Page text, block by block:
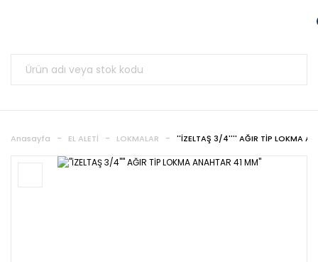
Anasayfa EL ALETİ LOKMALAR ''İZELTAŞ 3/4'''' AĞIR TİP LOKMA